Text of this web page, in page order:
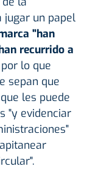
jugar un papel
"han
recurrido a
lo que
sepan que
les puede
"y evidenciar